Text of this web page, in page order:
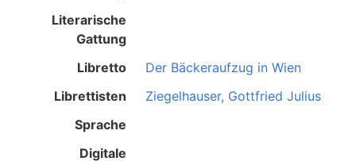
Literarische
Gattung
Libretto
Der Bäckeraufzug in Wien
Librettisten
Ziegelhauser, Gottfried Julius
Sprache
Digitale